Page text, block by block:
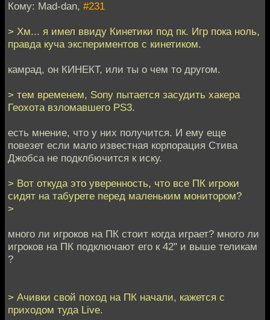
Кому: Mad-dan, #231
> Хм... я имел ввиду Кинетики под пк. Игр пока ноль,
правда куча экспериментов с кинетиком.
камрад, он КИНЕКТ, или ты о чем то другом.
> тем временем, Sony пытается засудить хакера
Геохота взломавшего PS3.
есть мнение, что у них получится. И ему еще
повезет если мало известная корпорация Стива
Джобса не подклбючится к иску.
> Вот откуда это уверенность, что все ПК игроки
сидят на табурете перед маленьким монитором?
>
много ли игроков на ПК стоит когда играет? много ли
игроков на ПК подключают его к 42" и выше теликам
?
> Ачивки свой поход на ПК начали, кажется с
приходом туда Live.